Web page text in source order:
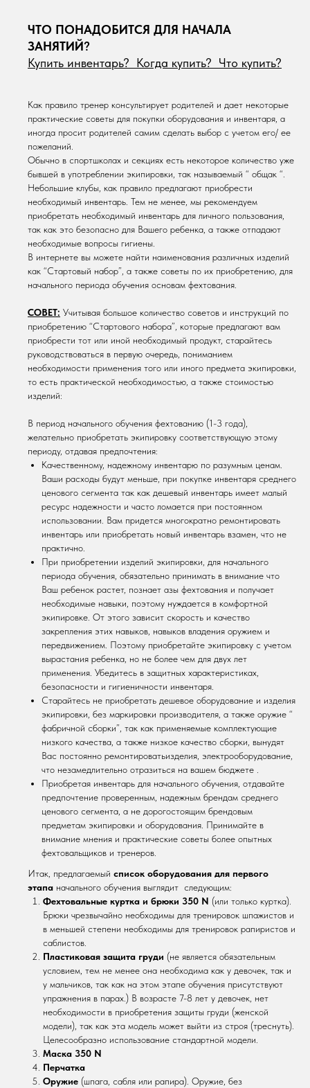
ЧТО ПОНАДОБИТСЯ ДЛЯ НАЧАЛА
ЗАНЯТИЙ?
Купить инвентарь? Когда купить? Что купить?
Как правило тренер консультирует родителей и дает некоторые
практические советы для покупки оборудования и инвентаря, а
иногда просит родителей самим сделать выбор с учетом его/ ее
пожеланий.
Обычно в спортшколах и секциях есть некоторое количество уже
бывшей в употреблении экипировки, так называемый “ общак “.
Небольшие клубы, как правило предлагают приобрести
необходимый инвентарь. Тем не менее, мы рекомендуем
приобретать необходимый инвентарь для личного пользования,
так как это безопасно для Вашего ребенка, а также отпадают
необходимые вопросы гигиены.
В интернете вы можете найти наименования различных изделий
как “Стартовый набор”, а также советы по их приобретению, для
начального периода обучения основам фехтования.
СОВЕТ: Учитывая большое количество советов и инструкций по
приобретению “Стартового набора”, которые предлагают вам
приобрести тот или иной необходимый продукт, старайтесь
руководствоваться в первую очередь, пониманием
необходимости применения того или иного предмета экипировки,
то есть практической необходимостью, а также стоимостью
изделий:
В период начального обучения фехтованию (1-3 года),
желательно приобретать экипировку соответствующую этому
периоду, отдавая предпочтения:
Качественному, надежному инвентарю по разумным ценам.
Ваши расходы будут меньше, при покупке инвентаря среднего
ценового сегмента так как дешевый инвентарь имеет малый
ресурс надежности и часто ломается при постоянном
использовании. Вам придется многократно ремонтировать
инвентарь или приобретать новый инвентарь взамен, что не
практично.
При приобретении изделий экипировки, для начального
периода обучения, обязательно принимать в внимание что
Ваш ребенок растет, познает азы фехтования и получает
необходимые навыки, поэтому нуждается в комфортной
экипировке. От этого зависит скорость и качество
закрепления этих навыков, навыков владения оружием и
передвижением. Поэтому приобретайте экипировку с учетом
вырастания ребенка, но не более чем для двух лет
применения. Убедитесь в защитных характеристиках,
безопасности и гигиеничности инвентаря.
Старайтесь не приобретать дешевое оборудование и изделия
экипировки, без маркировки производителя, а также оружие “
фабричной сборки”, так как применяемые комплектующие
низкого качества, а также низкое качество сборки, вынудят
Вас постоянно ремонтироватьизделия, электрооборудование,
что незамедлительно отразиться на вашем бюджете .
Приобретая инвентарь для начального обучения, отдавайте
предпочтение проверенным, надежным брендам среднего
ценового сегмента, а не дорогостоящим брендовым
предметам экипировки и оборудования. Принимайте в
внимание мнения и практические советы более опытных
фехтовальщиков и тренеров.
Итак, предлагаемый список оборудования для первого
этапа начального обучения выглядит следующим:
Фехтовальные куртка и брюки 350 N (или только куртка).
Брюки чрезвычайно необходимы для тренировок шпажистов и
в меньшей степени необходимы для тренировок рапиристов и
саблистов.
Пластиковая защита груди (не является обязательным
условием, тем не менее она необходима как у девочек, так и
у мальчиков, так как на этом этапе обучения присутствуют
упражнения в парах.) В возрасте 7-8 лет у девочек, нет
необходимости в приобретения защиты груди (женской
модели), так как эта модель может выйти из строя (треснуть).
Целесообразно использование стандартной модели.
Маска 350 N
Перчатка
Оружие (шпага, сабля или рапира). Оружие, без